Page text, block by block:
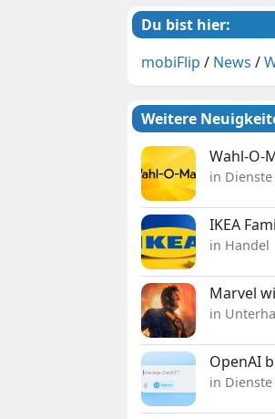
Du bist hier:
mobiFlip / News /
Weitere
Wahl-O-
in Dienste
IKEA
in Handel
Marvel
in
OpenAI
in Dienste